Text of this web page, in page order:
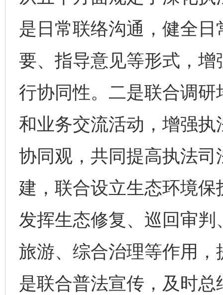
是日常联络沟通，健全
要、指导意见等形式，
行协同性。二是联合调
和业务交流活动，增强
协同观，共同提高执法
建，联合设立生态环境
发挥生态修复、巡回审
旅游、综合治理等作用
是联合普法宣传，及时